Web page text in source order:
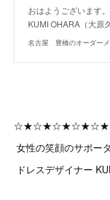
おはようございます
KUMI OHARA（大原
名古屋 豊橋のオーダー
女性の笑顔のサポー
ドレスデザイナー